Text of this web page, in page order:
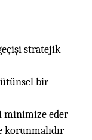
stratejik
bir
minimize eder
korunmalıdır